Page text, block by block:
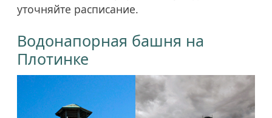
уточняйте расписание.
Водонапорная башня на
Плотинке